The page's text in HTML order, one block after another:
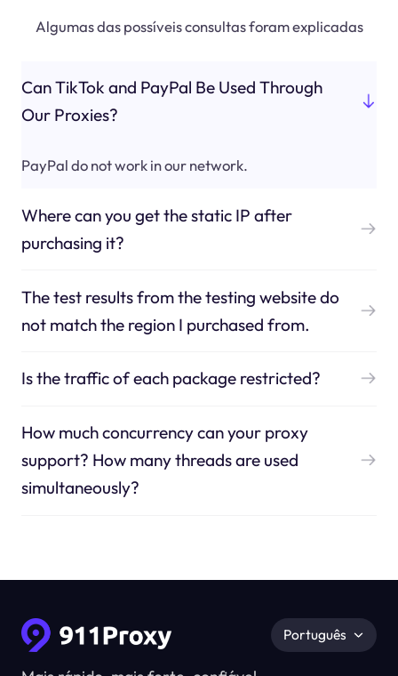
Algumas das possíveis consultas foram explicadas
Can TikTok and PayPal Be Used Through
Our Proxies?
PayPal do not work in our network.
Where can you get the static IP after
purchasing it?
The test results from the testing website do
not match the region I purchased from.
Is the traffic of each package restricted?
How much concurrency can your proxy
support? How many threads are used
simultaneously?
Português